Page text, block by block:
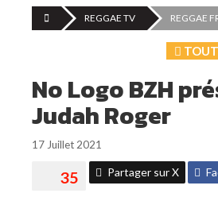
REGGAE TV REGGAE
No Logo BZH
Judah Roger
17 Juillet 2021
Partager sur X